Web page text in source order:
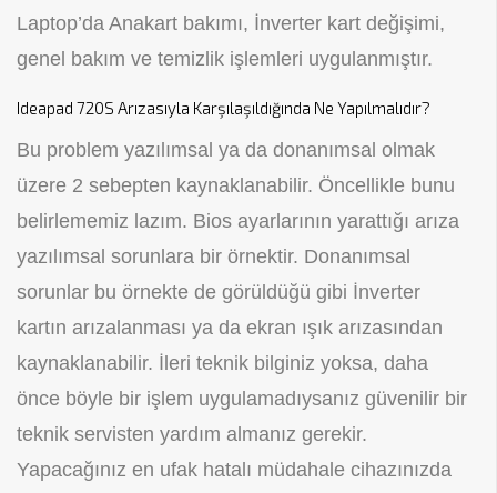
Laptop’da Anakart bakımı, İnverter kart değişimi,
genel bakım ve temizlik işlemleri uygulanmıştır.
Ideapad 720S Arızasıyla Karşılaşıldığında Ne Yapılmalıdır?
Bu problem yazılımsal ya da donanımsal olmak
üzere 2 sebepten kaynaklanabilir. Öncellikle bunu
belirlememiz lazım. Bios ayarlarının yarattığı arıza
yazılımsal sorunlara bir örnektir. Donanımsal
sorunlar bu örnekte de görüldüğü gibi İnverter
kartın arızalanması ya da ekran ışık arızasından
kaynaklanabilir. İleri teknik bilginiz yoksa, daha
önce böyle bir işlem uygulamadıysanız güvenilir bir
teknik servisten yardım almanız gerekir.
Yapacağınız en ufak hatalı müdahale cihazınızda